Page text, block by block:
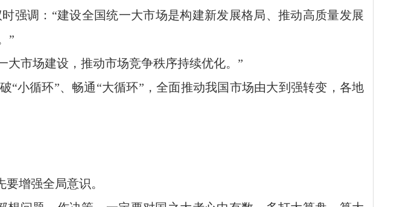
强调：“建设全国统一大市场是构建新发展格局、推动高质量发展
”
大市场建设，推动市场竞争秩序持续优化。”
“小循环”、畅通“大循环”，全面推动我国市场由大到强转变，各地
增强全局意识。